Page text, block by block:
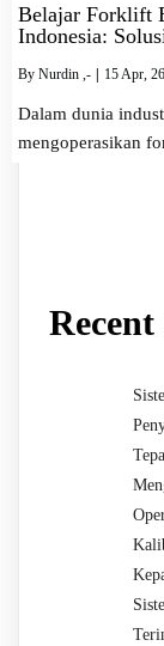
Belajar Forklift
Indonesia:
By Nurdin ,- | 15 Apr, 26
Dalam dunia
mengoperasikan
Recent